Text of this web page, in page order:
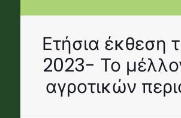
Ετήσια έκθεση
2023- Το
αγροτικών